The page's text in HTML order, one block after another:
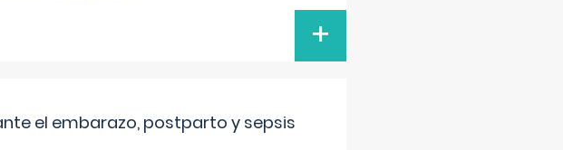
+
el embarazo, postparto y sepsis